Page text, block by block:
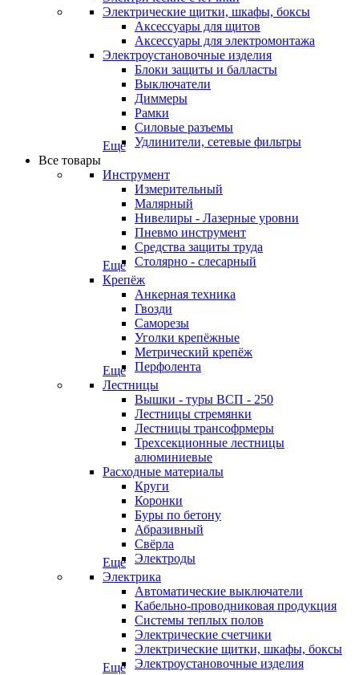
Электрические щитки, шкафы, боксы
Аксессуары для щитов
Аксессуары для электромонтажа
Электроустановочные изделия
Блоки защиты и балласты
Выключатели
Диммеры
Рамки
Силовые разъемы
Удлинители, сетевые фильтры
Еще
Все товары
Инструмент
Измерительный
Малярный
Нивелиры - Лазерные уровни
Пневмо инструмент
Средства защиты труда
Столярно - слесарный
Еще
Крепёж
Анкерная техника
Гвозди
Саморезы
Уголки крепёжные
Метрический крепёж
Перфолента
Еще
Лестницы
Вышки - туры ВСП - 250
Лестницы стремянки
Лестницы трансофрмеры
Трехсекционные лестницы
алюминиевые
Расходные материалы
Круги
Коронки
Буры по бетону
Абразивный
Свёрла
Электроды
Еще
Электрика
Автоматические выключатели
Кабельно-проводниковая продукция
Системы теплых полов
Электрические счетчики
Электрические щитки, шкафы, боксы
Электроустановочные изделия
Еще